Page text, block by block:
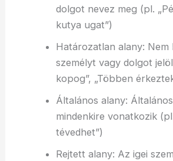
dolgot nevez meg (pl.
kutya ugat”)
Határozatlan alany: Nem
személyt vagy dolgot
kopog”, „Többen
Általános alany:
mindenkire vonatkozik
tévedhet”)
Rejtett alany: Az igei